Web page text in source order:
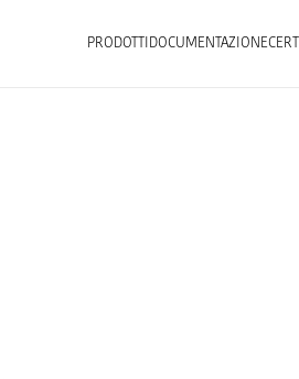
PRODOTTI DOCUMENTAZIONE